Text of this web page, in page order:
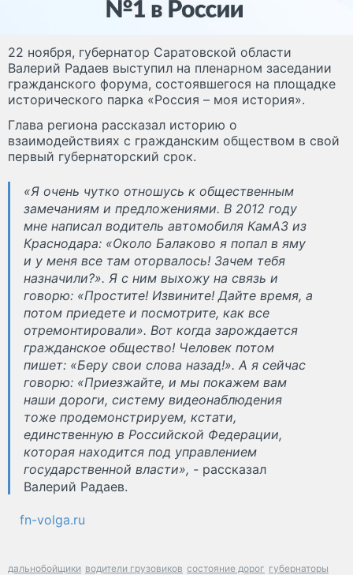
22 ноября, губернатор Саратовской области
Валерий Радаев выступил на пленарном заседании
гражданского форума, состоявшегося на площадке
исторического парка «Россия – моя история».
Глава региона рассказал историю о
взаимодействиях с гражданским обществом в свой
первый губернаторский срок.
«Я очень чутко отношусь к общественным
замечаниям и предложениями. В 2012 году
мне написал водитель автомобиля КамАЗ из
Краснодара: «Около Балаково я попал в яму
и у меня все там оторвалось! Зачем тебя
назначили?». Я с ним выхожу на связь и
говорю: «Простите! Извините! Дайте время, а
потом приедете и посмотрите, как все
отремонтировали». Вот когда зарождается
гражданское общество! Человек потом
пишет: «Беру свои слова назад!». А я сейчас
говорю: «Приезжайте, и мы покажем вам
наши дороги, систему видеонаблюдения
тоже продемонстрируем, кстати,
единственную в Российской Федерации,
которая находится под управлением
государственной власти», - рассказал
Валерий Радаев.
fn-volga.ru
дальнобойщики водители грузовиков состояние дорог губернаторы